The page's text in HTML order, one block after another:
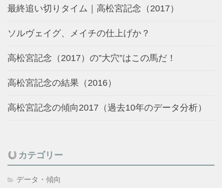
最終追い切りタイム｜高松宮記念（2017）
ソルヴェイグ、メイチの仕上げか？
高松宮記念（2017）の”大穴”はこの馬だ！
高松宮記念の結果（2016）
高松宮記念の傾向2017（過去10年のデータ分析）
カテゴリー
データ・傾向